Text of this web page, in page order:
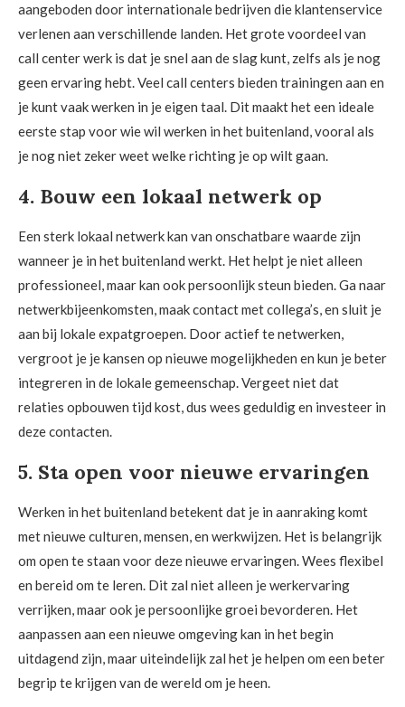
aangeboden door internationale bedrijven die klantenservice
verlenen aan verschillende landen. Het grote voordeel van
call center werk is dat je snel aan de slag kunt, zelfs als je nog
geen ervaring hebt. Veel call centers bieden trainingen aan en
je kunt vaak werken in je eigen taal. Dit maakt het een ideale
eerste stap voor wie wil werken in het buitenland, vooral als
je nog niet zeker weet welke richting je op wilt gaan.
4. Bouw een lokaal netwerk op
Een sterk lokaal netwerk kan van onschatbare waarde zijn
wanneer je in het buitenland werkt. Het helpt je niet alleen
professioneel, maar kan ook persoonlijk steun bieden. Ga naar
netwerkbijeenkomsten, maak contact met collega’s, en sluit je
aan bij lokale expatgroepen. Door actief te netwerken,
vergroot je je kansen op nieuwe mogelijkheden en kun je beter
integreren in de lokale gemeenschap. Vergeet niet dat
relaties opbouwen tijd kost, dus wees geduldig en investeer in
deze contacten.
5. Sta open voor nieuwe ervaringen
Werken in het buitenland betekent dat je in aanraking komt
met nieuwe culturen, mensen, en werkwijzen. Het is belangrijk
om open te staan voor deze nieuwe ervaringen. Wees flexibel
en bereid om te leren. Dit zal niet alleen je werkervaring
verrijken, maar ook je persoonlijke groei bevorderen. Het
aanpassen aan een nieuwe omgeving kan in het begin
uitdagend zijn, maar uiteindelijk zal het je helpen om een beter
begrip te krijgen van de wereld om je heen.